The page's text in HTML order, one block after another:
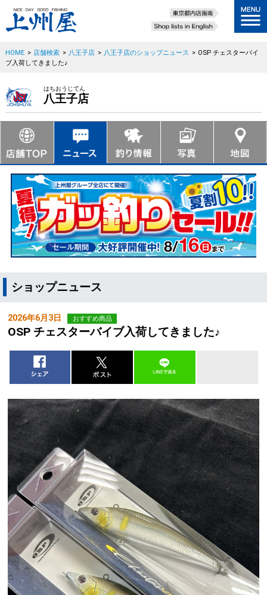
HOME > 店舗検索 > 八王子店 > 八王子店のショップニュース > OSP チェスターバイ
ブ入荷してきました♪
はちおうじてん
八王子店
ショップニュース
2026年6月3日 おすすめ商品
OSP チェスターバイブ入荷してきました♪